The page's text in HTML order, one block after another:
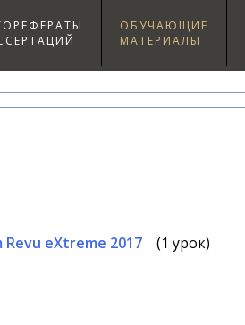
ОБУЧАЮЩИЕ
МАТЕРИАЛЫ
Revu eXtreme 2017 (1 урок)